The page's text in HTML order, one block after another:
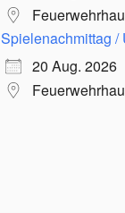
Spielenachmittag /
20 Aug. 2026